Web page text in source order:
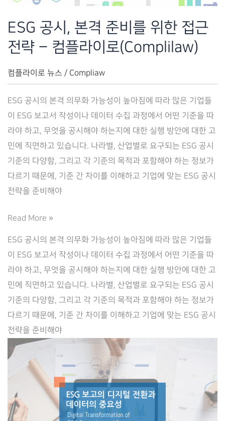
구
축
컴
이
로
(CompliLaw)
ESG 공시, 본격 준비를 위한 접근
전략 – 컴플라이로(Complilaw)
컴플라이로 뉴스 / Compliaw
ESG 공시의 본격 의무화 가능성이 높아짐에 따라 많은 기업들
이 ESG 보고서 작성이나 데이터 수집 과정에서 어떤 기준을 따
라야 하고, 무엇을 공시해야 하는지에 대한 실행 방안에 대한 고
민에 직면하고 있습니다. 나라별, 산업별로 요구되는 ESG 공시
기준의 다양함, 그리고 각 기준의 목적과 포함해야 하는 정보가
다르기 때문에, 기준 간 차이를 이해하고 기업에 맞는 ESG 공시
전략을 준비해야
ESG
위
한
전
략
Read More »
ESG 공시의 본격 의무화 가능성이 높아짐에 따라 많은 기업들
이 ESG 보고서 작성이나 데이터 수집 과정에서 어떤 기준을 따
라야 하고, 무엇을 공시해야 하는지에 대한 실행 방안에 대한 고
민에 직면하고 있습니다. 나라별, 산업별로 요구되는 ESG 공시
기준의 다양함, 그리고 각 기준의 목적과 포함해야 하는 정보가
다르기 때문에, 기준 간 차이를 이해하고 기업에 맞는 ESG 공시
전략을 준비해야